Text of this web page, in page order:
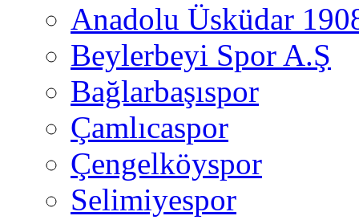
Anadolu Üsküdar
Beylerbeyi Spor A.Ş
Bağlarbaşıspor
Çamlıcaspor
Çengelköyspor
Selimiyespor